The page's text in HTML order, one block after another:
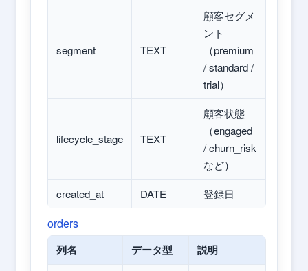
segment TEXT
顧客セグメ
ント
（premium
/ standard /
trial）
lifecycle_stage TEXT
顧客状態
（engaged
/ churn_risk
など）
created_at
DATE 登録日
orders
列名 データ型 説明